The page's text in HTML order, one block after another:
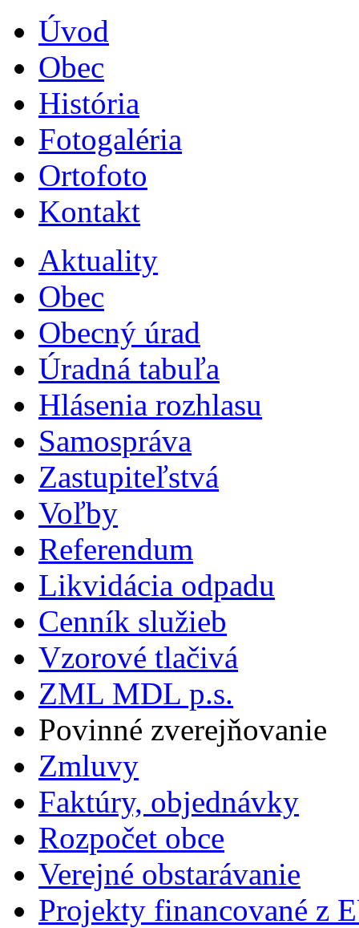
Úvod
Obec
História
Fotogaléria
Ortofoto
Kontakt
Aktuality
Obec
Obecný úrad
Úradná tabuľa
Hlásenia rozhlasu
Samospráva
Zastupiteľstvá
Voľby
Referendum
Likvidácia odpadu
Cenník služieb
Vzorové tlačivá
ZML MDL p.s.
Povinné zverejňovanie
Zmluvy
Faktúry, objednávky
Rozpočet obce
Verejné obstarávanie
Projekty financované z